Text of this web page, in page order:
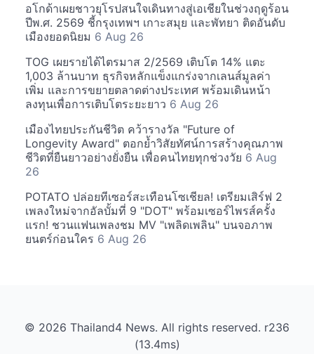
อโกด้าเผยชาวยุโรปสนใจเดินทางสู่เอเชียในช่วงฤดูร้อน
ปีพ.ศ. 2569 ชี้กรุงเทพฯ เกาะสมุย และพัทยา ติดอันดับ
เมืองยอดนิยม 6 Aug 26
TOG เผยรายได้ไตรมาส 2/2569 เติบโต 14% แตะ
1,003 ล้านบาท ธุรกิจหลักแข็งแกร่งจากเลนส์มูลค่า
เพิ่ม และการขยายตลาดต่างประเทศ พร้อมเดินหน้า
ลงทุนเพื่อการเติบโตระยะยาว 6 Aug 26
เมืองไทยประกันชีวิต คว้ารางวัล "Future of
Longevity Award" ตอกย้ำวิสัยทัศน์การสร้างคุณภาพ
ชีวิตที่ยืนยาวอย่างยั่งยืน เพื่อคนไทยทุกช่วงวัย 6 Aug
26
POTATO ปล่อยทีเซอร์สะเทือนโซเชียล! เตรียมเสิร์ฟ 2
เพลงใหม่จากอัลบั้มที่ 9 "DOT" พร้อมเซอร์ไพรส์ครั้ง
แรก! ชวนแฟนเพลงชม MV "เพลิดเพลิน" บนจอภาพ
ยนตร์ก่อนใคร 6 Aug 26
© 2026 Thailand4 News. All rights reserved. r236
(13.4ms)